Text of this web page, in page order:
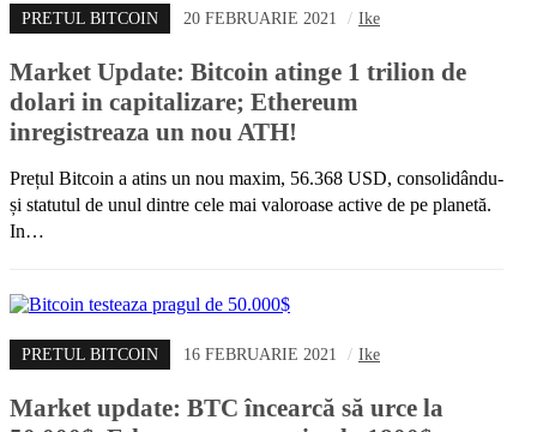
PRETUL BITCOIN 20 FEBRUARIE 2021 / Ike
Market Update: Bitcoin atinge 1 trilion de
dolari in capitalizare; Ethereum
inregistreaza un nou ATH!
Prețul Bitcoin a atins un nou maxim, 56.368 USD, consolidându-
și statutul de unul dintre cele mai valoroase active de pe planetă.
In…
PRETUL BITCOIN 16 FEBRUARIE 2021 / Ike
Market update: BTC încearcă să urce la